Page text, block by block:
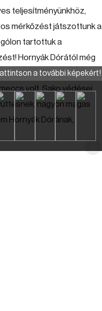
teljesítményünkhöz,
mérkőzést játszottunk a
gólon tartottuk a
Hornyák Dórától még
volt, Sako védései
nagyon magas
Hornyák Dórának,
a további képekért!